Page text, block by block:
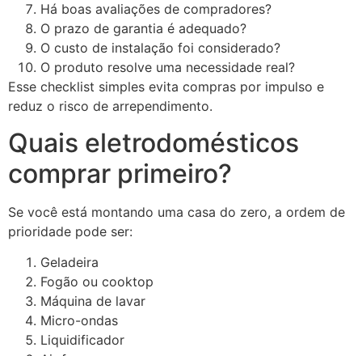
Há boas avaliações de compradores?
O prazo de garantia é adequado?
O custo de instalação foi considerado?
O produto resolve uma necessidade real?
Esse checklist simples evita compras por impulso e
reduz o risco de arrependimento.
Quais eletrodomésticos
comprar primeiro?
Se você está montando uma casa do zero, a ordem de
prioridade pode ser:
Geladeira
Fogão ou cooktop
Máquina de lavar
Micro-ondas
Liquidificador